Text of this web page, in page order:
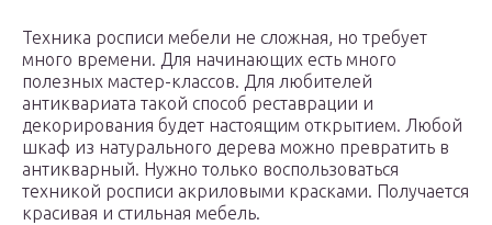
Техника росписи мебели не сложная, но требует
много времени. Для начинающих есть много
полезных мастер-классов. Для любителей
антиквариата такой способ реставрации и
декорирования будет настоящим открытием. Любой
шкаф из натурального дерева можно превратить в
антикварный. Нужно только воспользоваться
техникой росписи акриловыми красками. Получается
красивая и стильная мебель.